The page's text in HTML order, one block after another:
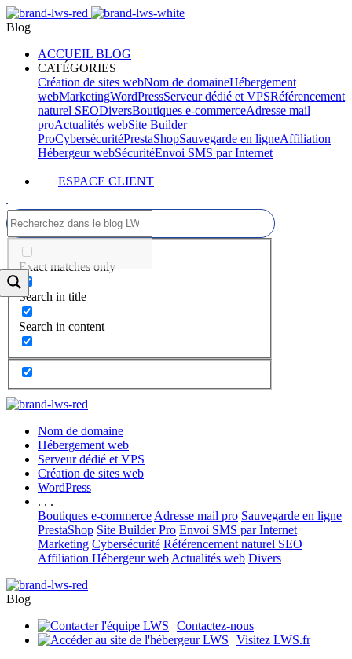
Blog
ACCUEIL BLOG
CATÉGORIES
Création de sites webNom de domaineHébergement
webMarketingWordPressServeur dédié et VPSRéférencement
naturel SEODiversBoutiques e-commerceAdresse mail
proActualités webSite Builder
ProCybersécuritéPrestaShopSauvegarde en ligneAffiliation
Hébergeur webSécuritéEnvoi SMS par Internet
ESPACE CLIENT
Exact matches only
Search in title
Search in content
Nom de domaine
Hébergement web
Serveur dédié et VPS
Création de sites web
WordPress
. . .
Boutiques e-commerce Adresse mail pro Sauvegarde en ligne
PrestaShop Site Builder Pro Envoi SMS par Internet
Marketing Cybersécurité Référencement naturel SEO
Affiliation Hébergeur web Actualités web Divers
Blog
Contactez-nous
Visitez LWS.fr